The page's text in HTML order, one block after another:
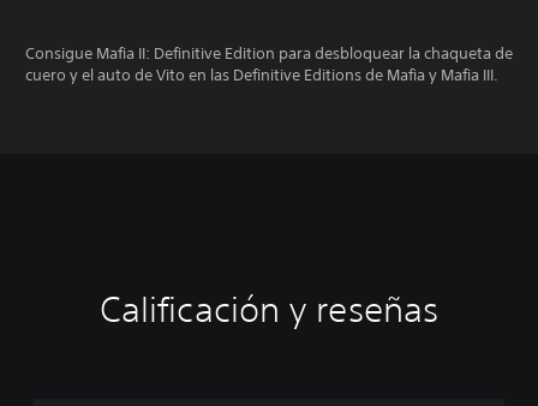
Consigue Mafia II: Definitive Edition para desbloquear la chaqueta de
cuero y el auto de Vito en las Definitive Editions de Mafia y Mafia III.
Calificación y reseñas